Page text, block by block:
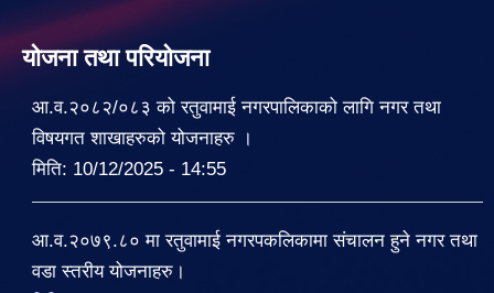
योजना तथा परियोजना
आ.व.२०८२/०८३ को रतुवामाई नगरपालिकाको लागि नगर तथा
विषयगत शाखाहरुको योजनाहरु ।
मिति: 10/12/2025 - 14:55
आ.व.२०७९.८० मा रतुवामाई नगरपकलिकामा संचालन हुने नगर तथा
वडा स्तरीय योजनाहरु।